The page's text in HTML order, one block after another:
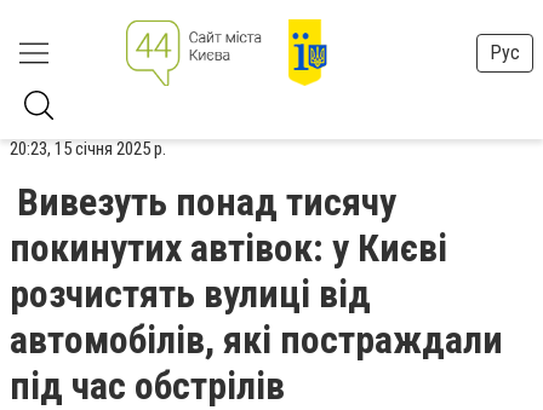
Рус
20:23, 15 січня 2025 р.
Вивезуть понад тисячу
покинутих автівок: у Києві
розчистять вулиці від
автомобілів, які постраждали
під час обстрілів